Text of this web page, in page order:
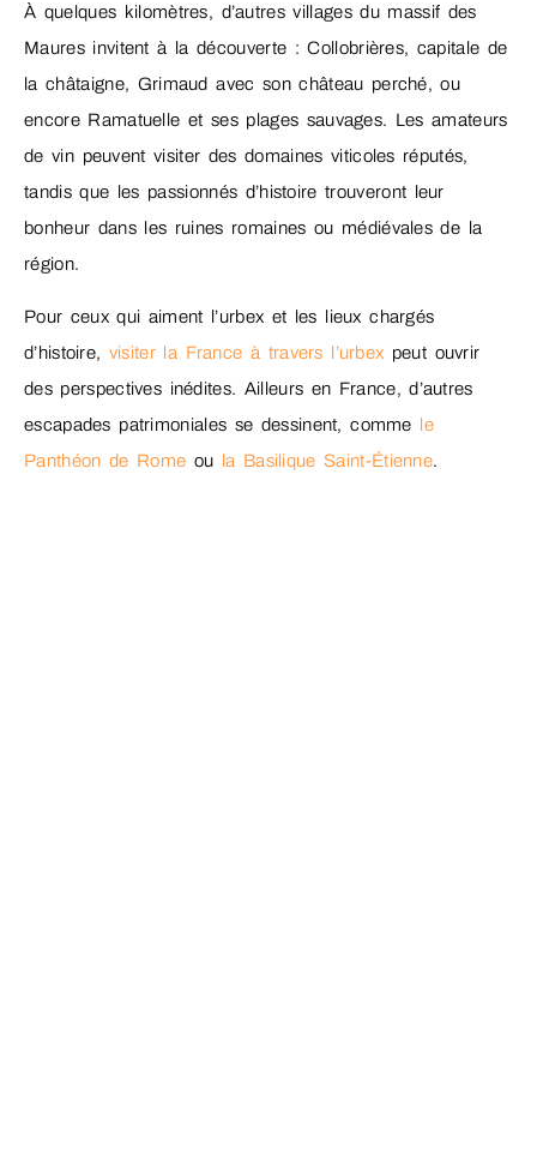
À quelques kilomètres, d’autres villages du massif des
Maures invitent à la découverte : Collobrières, capitale de
la châtaigne, Grimaud avec son château perché, ou
encore Ramatuelle et ses plages sauvages. Les amateurs
de vin peuvent visiter des domaines viticoles réputés,
tandis que les passionnés d’histoire trouveront leur
bonheur dans les ruines romaines ou médiévales de la
région.
Pour ceux qui aiment l’urbex et les lieux chargés
d’histoire, visiter la France à travers l’urbex peut ouvrir
des perspectives inédites. Ailleurs en France, d’autres
escapades patrimoniales se dessinent, comme le
Panthéon de Rome ou la Basilique Saint-Étienne.